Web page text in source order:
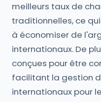
meilleurs taux de
traditionnelles, ce
à économiser de
internationaux. De
conçues pour être
facilitant la gestion
internationaux pour